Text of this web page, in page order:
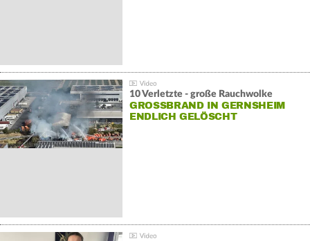
10 Verletzte - große Rauchwolke
GROSSBRAND IN GERNSHEIM E
NDLICH GELÖSCHT